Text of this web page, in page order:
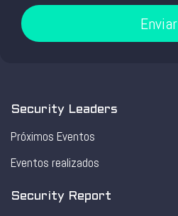
Enviar
Security Leaders
Próximos Eventos
Eventos realizados
Security Report